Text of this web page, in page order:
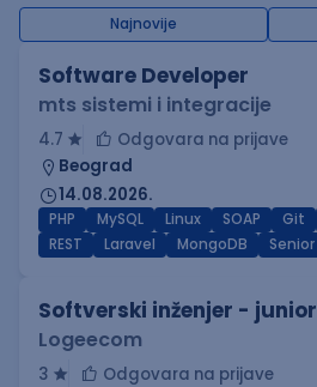
Najnovije
Software Developer
mts sistemi i integracije
4.7
Odgovara na prijave
Beograd
14.08.2026.
PHP MySQL Linux SOAP Git
REST
Laravel MongoDB Senior
Softverski inženjer - junior
Logeecom
3
Odgovara na prijave